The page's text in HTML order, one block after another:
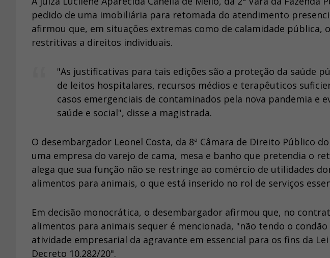
pedido de uma imobiliária para retomada do atendimento
afirmou que, em situações extremas como de calamidade pública,
restritivas a direitos individuais.
"As justificativas para tais edições são a proteção da saúde
de leitos hospitalares, recursos médios e terapêuticos
casos emergenciais de contaminados pela nova pandemia e
saúde e social", disse a magistrada.
O desembargador Leonel Costa, da 8ª Câmara de Direito Público
uma empresa do varejo de cama, mesa e banho que pretendia o
alega que sua função não se restringe ao comércio de utilidades
alimentos para animais, o que está inserido no rol de serviços
Em decisão monocrática, o desembargador afirmou que, no
alimentos para animais sequer é mencionada, "não tendo o
atividade empresarial da agravante em essencial para os fins da
Decreto 10.282/20".